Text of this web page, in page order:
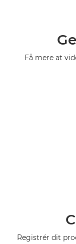
Få mere at
Registrér dit